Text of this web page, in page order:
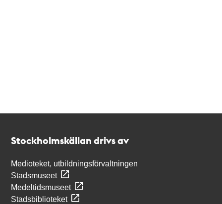
Stockholmskällan drivs av
Medioteket, utbildningsförvaltningen
Stadsmuseet
Medeltidsmuseet
Stadsbiblioteket